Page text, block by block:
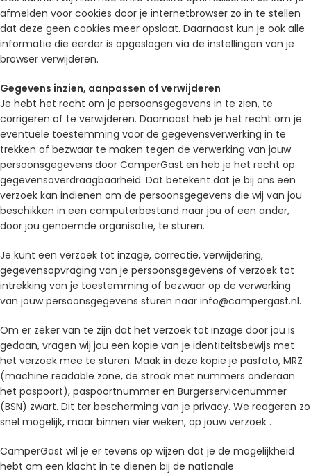
afmelden voor cookies door je internetbrowser zo in te stellen
dat deze geen cookies meer opslaat. Daarnaast kun je ook alle
informatie die eerder is opgeslagen via de instellingen van je
browser verwijderen.
Gegevens inzien, aanpassen of verwijderen
Je hebt het recht om je persoonsgegevens in te zien, te
corrigeren of te verwijderen. Daarnaast heb je het recht om je
eventuele toestemming voor de gegevensverwerking in te
trekken of bezwaar te maken tegen de verwerking van jouw
persoonsgegevens door CamperGast en heb je het recht op
gegevensoverdraagbaarheid. Dat betekent dat je bij ons een
verzoek kan indienen om de persoonsgegevens die wij van jou
beschikken in een computerbestand naar jou of een ander,
door jou genoemde organisatie, te sturen.
Je kunt een verzoek tot inzage, correctie, verwijdering,
gegevensopvraging van je persoonsgegevens of verzoek tot
intrekking van je toestemming of bezwaar op de verwerking
van jouw persoonsgegevens sturen naar info@campergast.nl.
Om er zeker van te zijn dat het verzoek tot inzage door jou is
gedaan, vragen wij jou een kopie van je identiteitsbewijs met
het verzoek mee te sturen. Maak in deze kopie je pasfoto, MRZ
(machine readable zone, de strook met nummers onderaan
het paspoort), paspoortnummer en Burgerservicenummer
(BSN) zwart. Dit ter bescherming van je privacy. We reageren zo
snel mogelijk, maar binnen vier weken, op jouw verzoek .
CamperGast wil je er tevens op wijzen dat je de mogelijkheid
hebt om een klacht in te dienen bij de nationale